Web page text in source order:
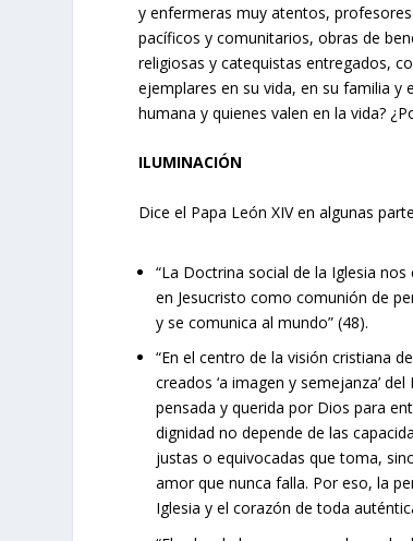
y enfermeras muy atentos,
pacíficos y comunitarios, obras de
religiosas y catequistas entregados,
ejemplares en su vida, en su familia y
humana y quienes valen en la vida?
ILUMINACIÓN
Dice el Papa León XIV en algunas
“La Doctrina social de la Iglesia
en Jesucristo como comunión de
y se comunica al mundo” (48).
“En el centro de la visión cristiana
creados ‘a imagen y semejanza’
pensada y querida por Dios para
dignidad no depende de las
justas o equivocadas que toma,
amor que nunca falla. Por eso, la
Iglesia y el corazón de toda